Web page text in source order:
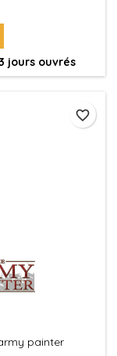
jours ouvrés
painter
favorite_border